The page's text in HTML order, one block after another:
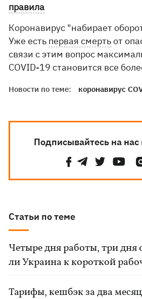
правила
Коронавирус "набирает
Уже есть первая смертьот
связи с этим вопрос
COVID-19 становится все
Новости по теме: коронавирус
Подписывайтесь на нас
Статьи по теме
Четыре дня работы, три дня
ли Украина к короткой
Тарифы, кешбэк за два